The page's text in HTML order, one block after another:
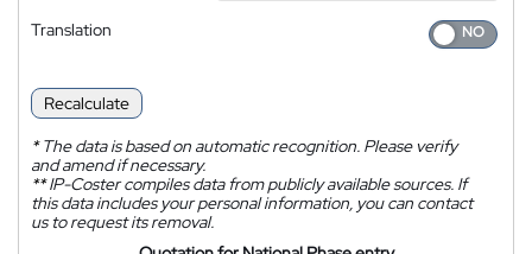
Translation
Recalculate
*The data is based on automatic recognition. Please verify
and amend if necessary.
**IP-Coster compiles data from publicly available sources. If
this data includes your personal information, you can contact
us to request its removal.